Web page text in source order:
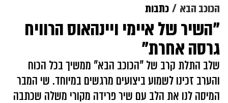
הכוכב הבא כתבות
"השיר של איימי ויינהאוס הרוויח
גרסה אחרת"
שלב התלת קרב של "הכוכב הבא" ממשיך בכל הכוח
והערב זכינו לשמוע ביצועים מרגשים במיוחד. שי המבר
המיסה לנו את הלב עם שיר פרידה מקורי משלה שכתבה